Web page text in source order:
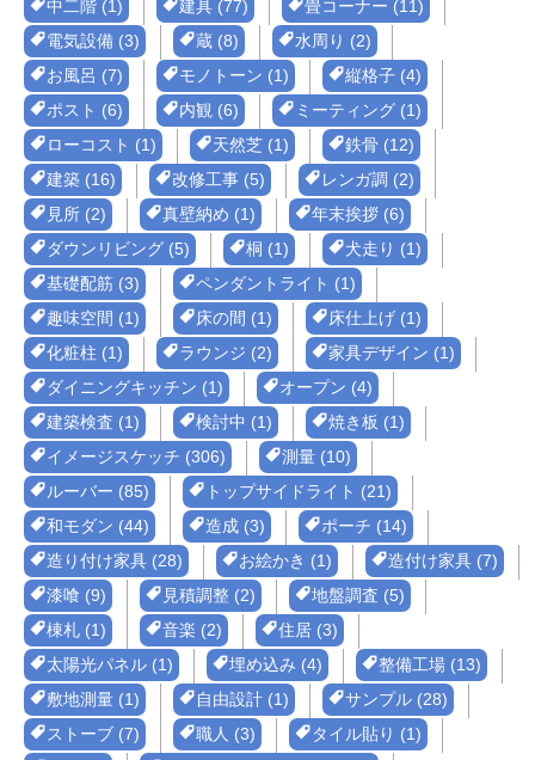
中二階 (1) 建具 (77)
畳コーナー (11)
電気設備 (3)
蔵 (8)
水周り (2)
お風呂 (7)
モノトーン (1)
縦格子 (4)
ポスト (6)
内観 (6)
ミーティング (1)
ローコスト (1)
天然芝 (1)
鉄骨 (12)
建築 (16)
改修工事 (5)
レンガ調 (2)
見所 (2)
真壁納め (1)
年末挨拶 (6)
ダウンリビング (5)
桐 (1)
犬走り (1)
基礎配筋 (3)
ペンダントライト (1)
趣味空間 (1)
床の間 (1)
床仕上げ (1)
化粧柱 (1)
ラウンジ (2)
家具デザイン (1)
ダイニングキッチン (1)
オープン (4)
建築検査 (1)
検討中 (1)
焼き板 (1)
イメージスケッチ (306)
測量 (10)
ルーバー (85)
トップサイドライト (21)
和モダン (44)
造成 (3)
ポーチ (14)
造り付け家具 (28)
お絵かき (1)
造付け家具 (7)
漆喰 (9)
見積調整 (2)
地盤調査 (5)
棟札 (1)
音楽 (2)
住居 (3)
太陽光パネル (1)
埋め込み (4)
整備工場 (13)
敷地測量 (1)
自由設計 (1)
サンプル (28)
ストーブ (7)
職人 (3)
タイル貼り (1)